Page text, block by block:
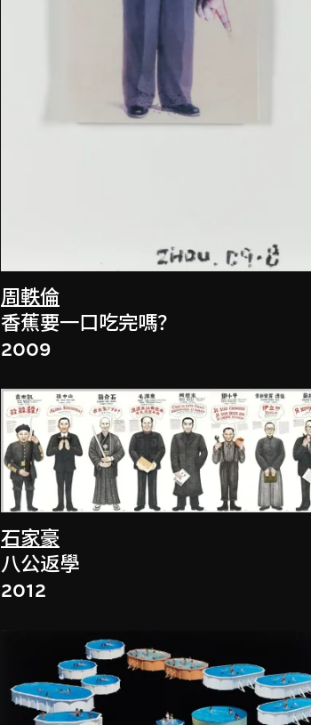
周軼倫
香蕉要一口吃完嗎？
2009
石家豪
八公返學
2012